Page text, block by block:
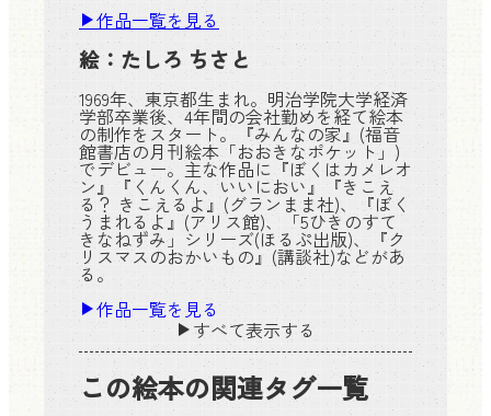
作品一覧を見る
絵： たしろ ちさと
1969年、東京都生まれ。明治学院大学経済
学部卒業後、4年間の会社勤めを経て絵本
の制作をスタート。『みんなの家』(福音
館書店の月刊絵本「おおきなポケット」)
でデビュー。主な作品に『ぼくはカメレオ
ン』『くんくん、いいにおい』『きこえ
る？ きこえるよ』(グランまま社)、『ぼく
うまれるよ』(アリス館)、「5ひきのすて
きなねずみ」シリーズ(ほるぷ出版)、『ク
リスマスのおかいもの』(講談社)などがあ
る。
作品一覧を見る
すべて表示する
この絵本の関連タグ一覧